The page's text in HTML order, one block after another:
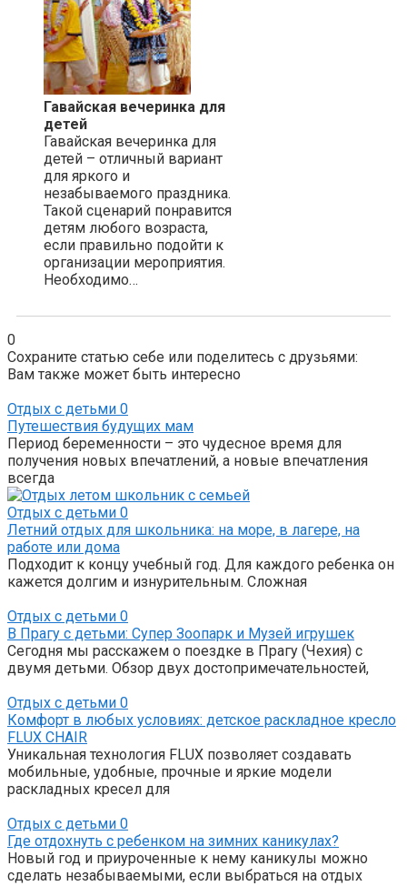
Гавайская вечеринка для
детей
Гавайская вечеринка для
детей – отличный вариант
для яркого и
незабываемого праздника.
Такой сценарий понравится
детям любого возраста,
если правильно подойти к
организации мероприятия.
Необходимо…
0
Сохраните статью себе или поделитесь с друзьями:
Вам также может быть интересно
Отдых с детьми 0
Путешествия будущих мам
Период беременности – это чудесное время для
получения новых впечатлений, а новые впечатления
всегда
Отдых с детьми 0
Летний отдых для школьника: на море, в лагере, на
работе или дома
Подходит к концу учебный год. Для каждого ребенка он
кажется долгим и изнурительным. Сложная
Отдых с детьми 0
В Прагу с детьми: Супер Зоопарк и Музей игрушек
Сегодня мы расскажем о поездке в Прагу (Чехия) с
двумя детьми. Обзор двух достопримечательностей,
Отдых с детьми 0
Комфорт в любых условиях: детское раскладное кресло
FLUX CHAIR
Уникальная технология FLUX позволяет создавать
мобильные, удобные, прочные и яркие модели
раскладных кресел для
Отдых с детьми 0
Где отдохнуть с ребенком на зимних каникулах?
Новый год и приуроченные к нему каникулы можно
сделать незабываемыми, если выбраться на отдых